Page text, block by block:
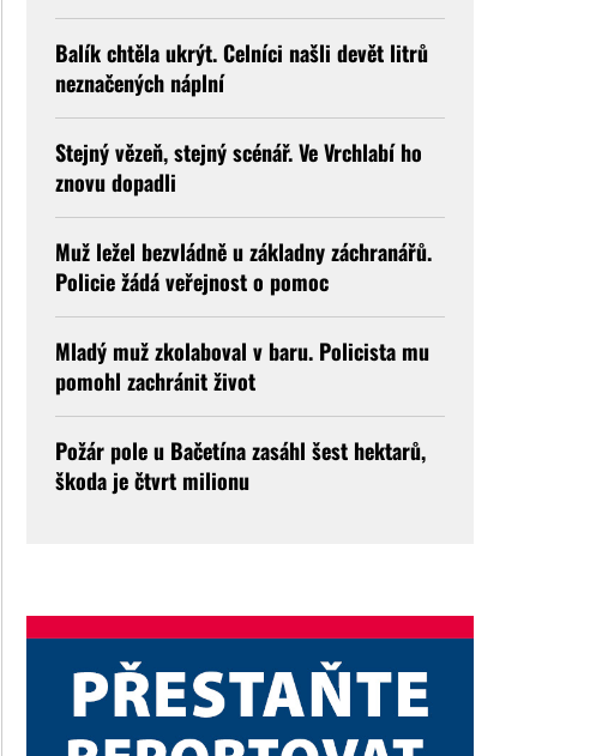
Balík chtěla ukrýt. Celníci našli devět litrů
neznačených náplní
Stejný vězeň, stejný scénář. Ve Vrchlabí ho
znovu dopadli
Muž ležel bezvládně u základny záchranářů.
Policie žádá veřejnost o pomoc
Mladý muž zkolaboval v baru. Policista mu
pomohl zachránit život
Požár pole u Bačetína zasáhl šest hektarů,
škoda je čtvrt milionu